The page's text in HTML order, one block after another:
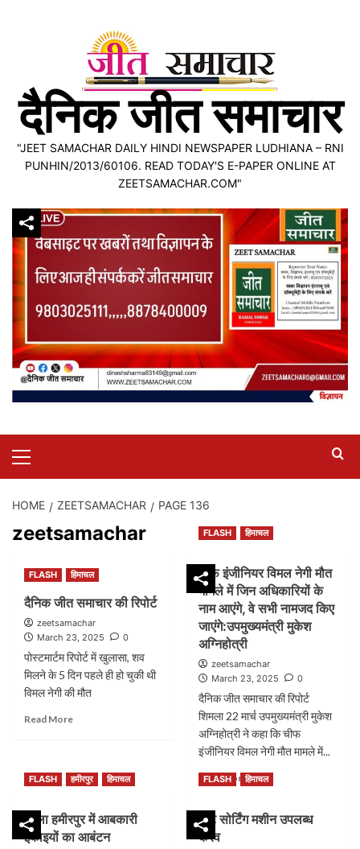
दैनिक जीत समाचार
"JEET SAMACHAR DAILY HINDI NEWSPAPER LUDHIANA – RNI
PUNHIN/2013/60106. READ TODAY'S E-PAPER ONLINE AT
ZEETSAMACHAR.COM"
Menu
HOME ZEETSAMACHAR PAGE 136
zeetsamachar
FLASH हिमाचल
दैनिक जीत समाचार की रिपोर्ट
zeetsamachar
March 23, 2025
0
पोस्टमार्टम रिपोर्ट में खुलासा, शव
मिलने के 5 दिन पहले ही हो चुकी थी
विमल नेगी की मौत
Read MoreRead
जीत
रिपोर्ट
FLASH हिमाचल
चीफ इंजीनियर विमल नेगी मौत
मामले में जिन अधिकारियों के
नाम आएंगे, वे सभी नामजद किए
जाएंगे:उपमुख्यमंत्री मुकेश
अग्निहोत्री
zeetsamachar
March 23, 2025
0
दैनिक जीत समाचार की रिपोर्ट
शिमला 22 मार्च उपमुख्यमंत्री मुकेश
अग्निहोत्री ने कहा कि चीफ
इंजीनियर विमल नेगी मौत मामले में...
Read MoreRead
more
चीफ
FLASH हमीरपुर हिमाचल
जिला हमीरपुर में आबकारी
ईकाइयों का आबंटन
FLASH हिमाचल
नोट सोर्टिंग मशीन उपलब्ध
करव